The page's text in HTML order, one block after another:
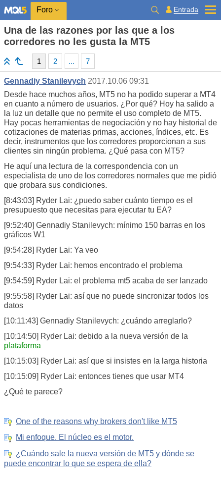
Foro Entrada
Una de las razones por las que a los
corredores no les gusta la MT5
1 2 ... 7
Gennadiy Stanilevych 2017.10.06 09:31
Desde hace muchos años, MT5 no ha podido superar a MT4
en cuanto a número de usuarios. ¿Por qué? Hoy ha salido a
la luz un detalle que no permite el uso completo de MT5.
Hay pocas herramientas de negociación y no hay historial de
cotizaciones de materias primas, acciones, índices, etc. Es
decir, instrumentos que los corredores proporcionan a sus
clientes sin ningún problema. ¿Qué pasa con MT5?
He aquí una lectura de la correspondencia con un
especialista de uno de los corredores normales que me pidió
que probara sus condiciones.
[8:43:03] Ryder Lai: ¿puedo saber cuánto tiempo es el
presupuesto que necesitas para ejecutar tu EA?
[9:52:40] Gennadiy Stanilevych: mínimo 150 barras en los
gráficos W1
[9:54:28] Ryder Lai: Ya veo
[9:54:33] Ryder Lai: hemos encontrado el problema
[9:54:59] Ryder Lai: el problema mt5 acaba de ser lanzado
[9:55:58] Ryder Lai: así que no puede sincronizar todos los
datos
[10:11:43] Gennadiy Stanilevych: ¿cuándo arreglarlo?
[10:14:50] Ryder Lai: debido a la nueva versión de la
plataforma
[10:15:03] Ryder Lai: así que si insistes en la larga historia
[10:15:09] Ryder Lai: entonces tienes que usar MT4
¿Qué te parece?
One of the reasons why brokers don't like MT5
Mi enfoque. El núcleo es el motor.
¿Cuándo sale la nueva versión de MT5 y dónde se
puede encontrar lo que se espera de ella?